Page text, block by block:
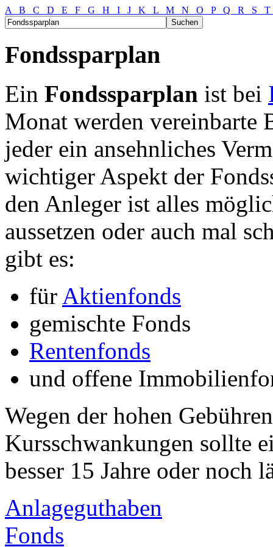
A B C D E F G H I J K L M N O P Q R S
Fondssparplan
Ein Fondssparplan ist bei
Monat werden vereinbarte
jeder ein ansehnliches
wichtiger Aspekt der
den Anleger ist alles
aussetzen oder auch mal
gibt es:
für Aktienfonds
gemischte Fonds
Rentenfonds
und offene
Wegen der hohen
Kursschwankungen sollte
besser 15 Jahre oder noch
Anlageguthaben
Fonds